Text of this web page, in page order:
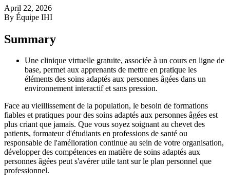
April 22, 2026
By Équipe IHI
Summary
Une clinique virtuelle gratuite, associée à un cours en ligne de
base, permet aux apprenants de mettre en pratique les
éléments des soins adaptés aux personnes âgées dans un
environnement interactif et sans pression.
Face au vieillissement de la population, le besoin de formations
fiables et pratiques pour des soins adaptés aux personnes âgées est
plus criant que jamais. Que vous soyez soignant au chevet des
patients, formateur d'étudiants en professions de santé ou
responsable de l'amélioration continue au sein de votre organisation,
développer des compétences en matière de soins adaptés aux
personnes âgées peut s'avérer utile tant sur le plan personnel que
professionnel.